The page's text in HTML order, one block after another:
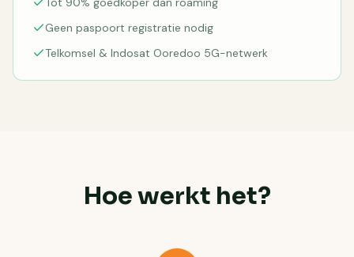
Geen paspoort registratie nodig
Telkomsel & Indosat Ooredoo 5G-netwerk
Hoe werkt het?